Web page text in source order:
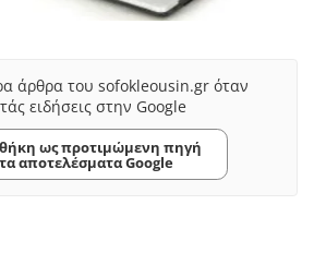
άρθρα του sofokleousin.gr όταν
ειδήσεις στην Google
ως προτιμώμενη πηγή
αποτελέσματα Google